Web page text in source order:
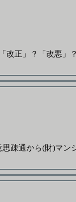
正」？「改悪
疎通から(財)マ